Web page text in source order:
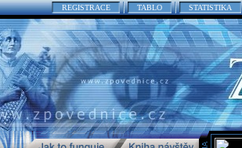
REGISTRACE TABLO STATISTIKA